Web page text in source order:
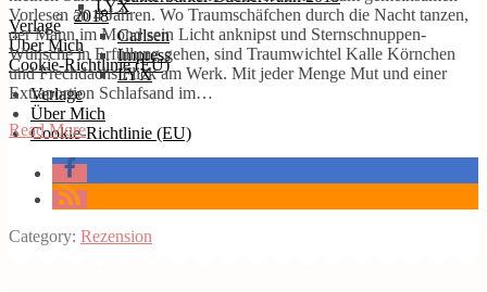
LYX
Verlage
Über Mich
Cookie-Richtlinie (EU)
2018
Carlsen
Impress
LYX
Verlage
Über Mich
Cookie-Richtlinie (EU)
Vorlesen ab 4 Jahren. Wo Traumschäfchen durch die Nacht tanzen,
der Mann im Mond sein Licht anknipst und Sternschnuppen-
Wünsche in Erfüllung gehen, sind Traumwichtel Kalle Körnchen
und Frechdachs Flick am Werk. Mit jeder Menge Mut und einer
Extraportion Schlafsand im…
Read More
Category: Rezension